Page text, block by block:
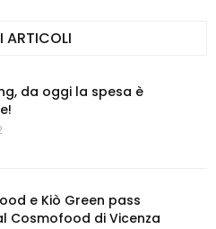
ARTICOLI
da oggi la spesa è
e Kiò Green pass
Cosmofood di Vicenza